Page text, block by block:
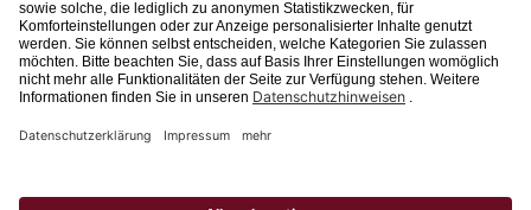
schwäbischeJOBS - die Stellenbörse für die RegionBodensee, Schwaben,
Ostalbund Allgäu. Alle Jobs im Süden!
Auszubildende, Berufseinsteiger, Fachkräfte und Führungskräfte! Aktuelle
Zeitung, Aalener Nachrichten, Lindauer Zeitung, Gränzbote, Heuberger Bote